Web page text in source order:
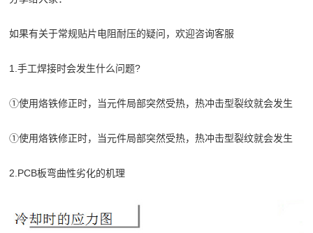
如果有关于常规贴片电阻耐压的疑问，欢迎咨询客服
1.手工焊接时会发生什么问题?
①使用烙铁修正时，当元件局部突然受热，热冲击型裂纹就会发生
①使用烙铁修正时，当元件局部突然受热，热冲击型裂纹就会发生
2.PCB板弯曲性劣化的机理